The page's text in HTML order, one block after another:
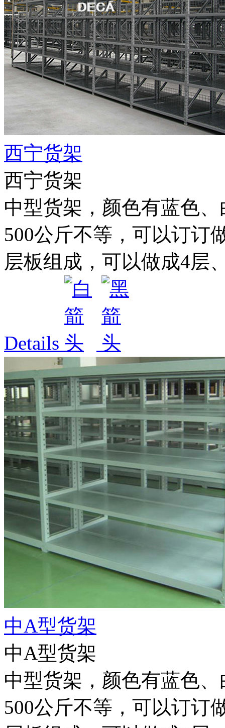
西宁货架
西宁货架
中型货架，颜色有蓝色
500公斤不等，可以订订
层板组成，可以做成4层
Details
中A型货架
中A型货架
中型货架，颜色有蓝色
500公斤不等，可以订订